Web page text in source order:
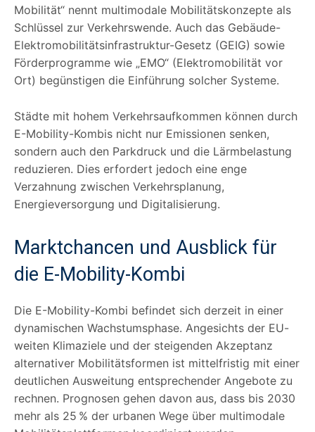
Mobilität“ nennt multimodale Mobilitätskonzepte als
Schlüssel zur Verkehrswende. Auch das Gebäude-
Elektromobilitätsinfrastruktur-Gesetz (GEIG) sowie
Förderprogramme wie „EMO“ (Elektromobilität vor
Ort) begünstigen die Einführung solcher Systeme.
Städte mit hohem Verkehrsaufkommen können durch
E-Mobility-Kombis nicht nur Emissionen senken,
sondern auch den Parkdruck und die Lärmbelastung
reduzieren. Dies erfordert jedoch eine enge
Verzahnung zwischen Verkehrsplanung,
Energieversorgung und Digitalisierung.
Marktchancen und Ausblick für
die E-Mobility-Kombi
Die E-Mobility-Kombi befindet sich derzeit in einer
dynamischen Wachstumsphase. Angesichts der EU-
weiten Klimaziele und der steigenden Akzeptanz
alternativer Mobilitätsformen ist mittelfristig mit einer
deutlichen Ausweitung entsprechender Angebote zu
rechnen. Prognosen gehen davon aus, dass bis 2030
mehr als 25 % der urbanen Wege über multimodale